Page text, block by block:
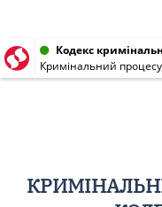
Кримінальний